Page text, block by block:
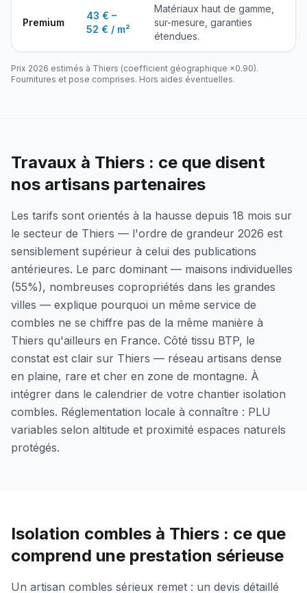
Premium
43 € –
52 € / m²
Matériaux haut de gamme,
sur-mesure, garanties
étendues.
Prix 2026 estimés à Thiers (coefficient géographique ×0.90).
Fournitures et pose comprises. Hors aides éventuelles.
Travaux à Thiers : ce que disent
nos artisans partenaires
Les tarifs sont orientés à la hausse depuis 18 mois sur
le secteur de Thiers — l'ordre de grandeur 2026 est
sensiblement supérieur à celui des publications
antérieures. Le parc dominant — maisons individuelles
(55%), nombreuses copropriétés dans les grandes
villes — explique pourquoi un même service de
combles ne se chiffre pas de la même manière à
Thiers qu'ailleurs en France. Côté tissu BTP, le
constat est clair sur Thiers — réseau artisans dense
en plaine, rare et cher en zone de montagne. À
intégrer dans le calendrier de votre chantier isolation
combles. Réglementation locale à connaître : PLU
variables selon altitude et proximité espaces naturels
protégés.
Isolation combles à Thiers : ce que
comprend une prestation sérieuse
Un artisan combles sérieux remet : un devis détaillé